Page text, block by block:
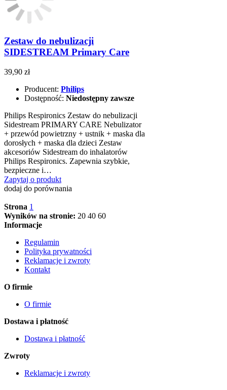
Zestaw do nebulizacji
SIDESTREAM Primary Care
39,90 zł
Producent: Philips
Dostępność: Niedostępny zawsze
Philips Respironics Zestaw do nebulizacji
Sidestream PRIMARY CARE Nebulizator
+ przewód powietrzny + ustnik + maska dla
dorosłych + maska dla dzieci Zestaw
akcesoriów Sidestream do inhalatorów
Philips Respironics. Zapewnia szybkie,
bezpieczne i…
Zapytaj o produkt
dodaj do porównania
Strona 1
Wyników na stronie: 20 40 60
Informacje
Regulamin
Polityka prywatności
Reklamacje i zwroty
Kontakt
O firmie
O firmie
Dostawa i płatność
Dostawa i płatność
Zwroty
Reklamacje i zwroty